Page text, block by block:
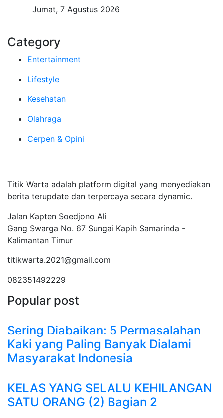
Jumat, 7 Agustus 2026
Category
Entertainment
Lifestyle
Kesehatan
Olahraga
Cerpen & Opini
Titik Warta adalah platform digital yang menyediakan
berita terupdate dan terpercaya secara dynamic.
Jalan Kapten Soedjono Ali
Gang Swarga No. 67 Sungai Kapih Samarinda -
Kalimantan Timur
titikwarta.2021@gmail.com
082351492229
Popular post
Sering Diabaikan: 5 Permasalahan
Kaki yang Paling Banyak Dialami
Masyarakat Indonesia
KELAS YANG SELALU KEHILANGAN
SATU ORANG (2) Bagian 2